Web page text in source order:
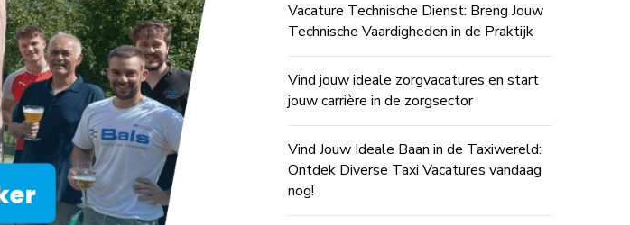
Vacature Technische Dienst: Breng Jouw
Technische Vaardigheden in de Praktijk
Vind jouw ideale zorgvacatures en start
jouw carrière in de zorgsector
Vind Jouw Ideale Baan in de Taxiwereld:
Ontdek Diverse Taxi Vacatures vandaag
nog!